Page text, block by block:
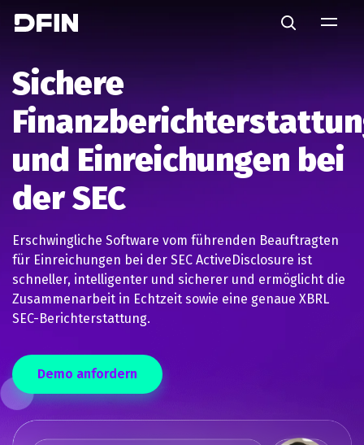
Search
Sichere
und Einreichungen bei
der SEC
Erschwingliche Software vom führenden Beauftragten
für Einreichungen bei der SEC ActiveDisclosure ist
schneller, intelligenter und sicherer und ermöglicht die
Zusammenarbeit in Echtzeit sowie eine genaue XBRL
SEC-Berichterstattung.
Demo anfordern